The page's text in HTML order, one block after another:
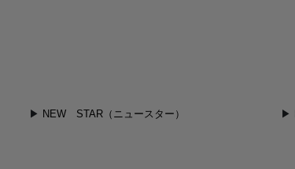
NEW STAR（ニュースター）